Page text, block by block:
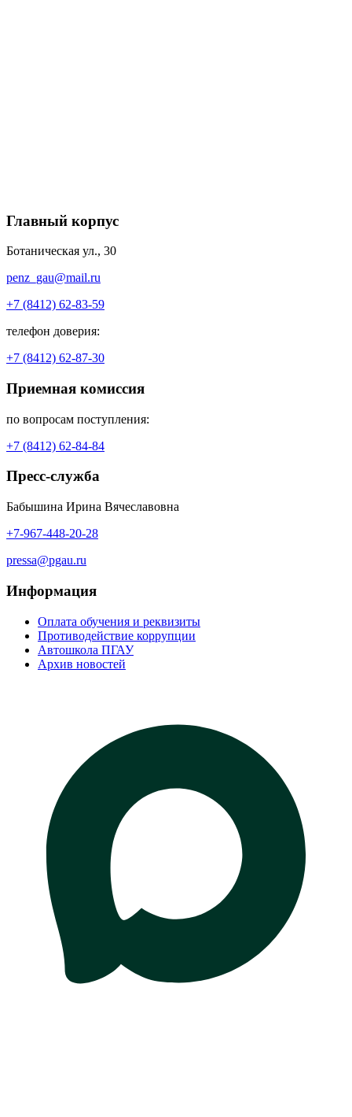
Главный корпус
Ботаническая ул., 30
penz_gau@mail.ru
+7 (8412) 62-83-59
телефон доверия:
+7 (8412) 62-87-30
Приемная комиссия
по вопросам поступления:
+7 (8412) 62-84-84
Пресс-служба
Бабышина Ирина Вячеславовна
+7-967-448-20-28
pressa@pgau.ru
Информация
Оплата обучения и реквизиты
Противодействие коррупции
Автошкола ПГАУ
Архив новостей